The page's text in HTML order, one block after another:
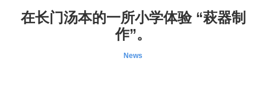
在长门汤本的一所小学体验 “萩器制
作”。
News